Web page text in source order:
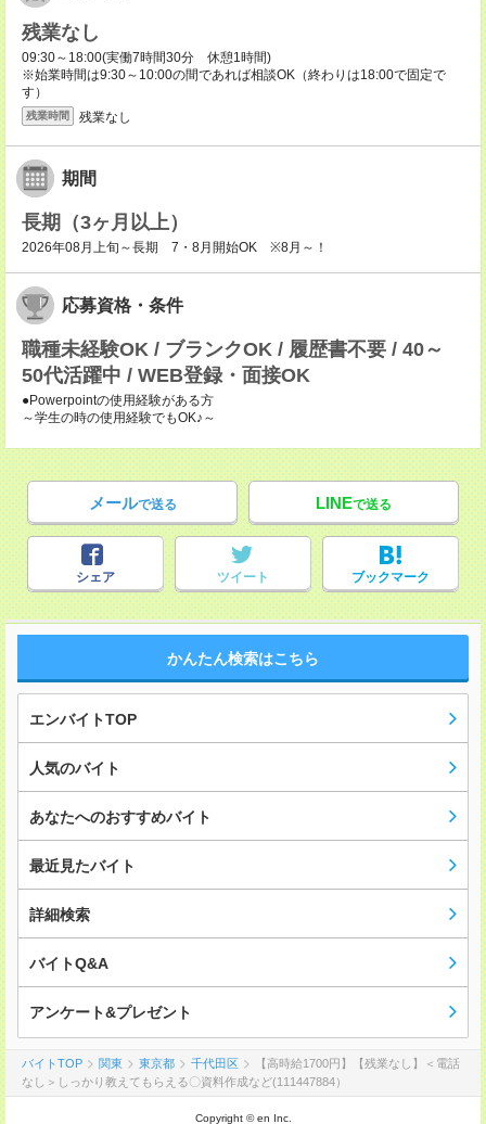
残業なし
09:30～18:00(実働7時間30分 休憩1時間)
※始業時間は9:30～10:00の間であれば相談OK（終わりは18:00で固定で
す）
残業時間 残業なし
期間
長期（3ヶ月以上）
2026年08月上旬～長期 7・8月開始OK ※8月～！
応募資格・条件
職種未経験OK / ブランクOK / 履歴書不要 / 40～
50代活躍中 / WEB登録・面接OK
●Powerpointの使用経験がある方
～学生の時の使用経験でもOK♪～
メールで送る LINEで送る
シェア ツイート ブックマーク
かんたん検索はこちら
エンバイトTOP
人気のバイト
あなたへのおすすめバイト
最近見たバイト
詳細検索
バイトQ&A
アンケート&プレゼント
バイトTOP 関東 東京都 千代田区
【高時給1700円】【残業なし】＜電話
なし＞しっかり教えてもらえる〇資料作成など(111447884）
Copyright © en Inc.